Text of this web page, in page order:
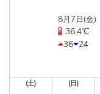
8月7日(金)
36.4℃
36 24
(土) (日)